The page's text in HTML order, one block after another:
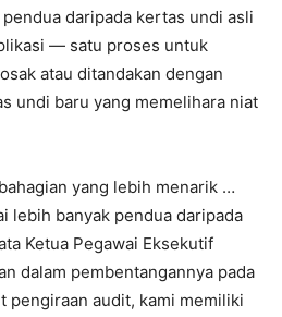
daripada kertas undi asli
— satu proses untuk
atau ditandakan dengan
undi baru yang memelihara niat
yang lebih menarik …
lebih banyak pendua daripada
Ketua Pegawai Eksekutif
dalam pembentangannya pada
pengiraan audit, kami memiliki